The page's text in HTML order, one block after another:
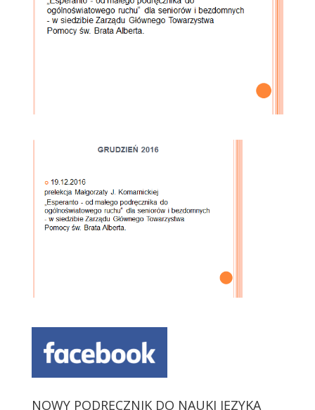
NOWY PODRĘCZNIK DO NAUKI JĘZYKA